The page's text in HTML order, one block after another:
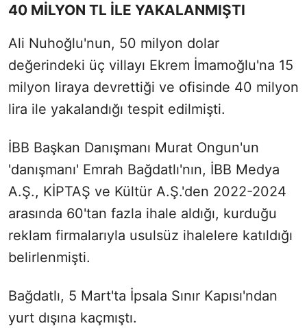
40 MİLYON TL İLE YAKALANMIŞTI
Ali Nuhoğlu'nun, 50 milyon dolar
değerindeki üç villayı Ekrem İmamoğlu'na 15
milyon liraya devrettiği ve ofisinde 40 milyon
lira ile yakalandığı tespit edilmişti.
İBB Başkan Danışmanı Murat Ongun'un
'danışmanı' Emrah Bağdatlı'nın, İBB Medya
A.Ş., KİPTAŞ ve Kültür A.Ş.'den 2022-2024
arasında 60'tan fazla ihale aldığı, kurduğu
reklam firmalarıyla usulsüz ihalelere katıldığı
belirlenmişti.
Bağdatlı, 5 Mart'ta İpsala Sınır Kapısı'ndan
yurt dışına kaçmıştı.